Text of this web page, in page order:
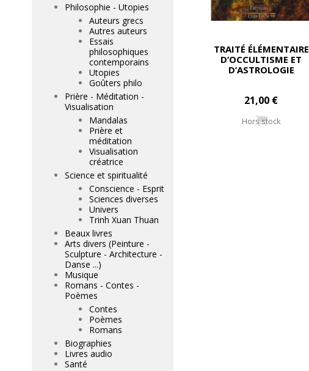
TRAITÉ ÉLÉMENTAIRE
D’OCCULTISME ET
D’ASTROLOGIE
21,00 €
Hors stock
Philosophie - Utopies
Auteurs grecs
Autres auteurs
Essais
philosophiques
contemporains
Utopies
Goûters philo
Prière - Méditation -
Visualisation
Mandalas
Prière et
méditation
Visualisation
créatrice
Science et spiritualité
Conscience - Esprit
Sciences diverses
Univers
Trinh Xuan Thuan
Beaux livres
Arts divers (Peinture -
Sculpture - Architecture -
Danse ...)
Musique
Romans - Contes -
Poèmes
Contes
Poèmes
Romans
Biographies
Livres audio
Santé